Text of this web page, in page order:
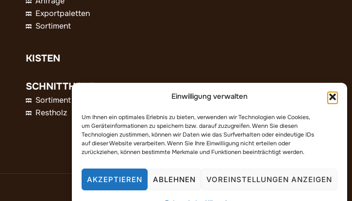
Einwilligung verwalten
Um Ihnen ein optimales Erlebnis zu bieten, verwenden wir Technologien wie Cookies,
um Geräteinformationen zu speichern bzw. darauf zuzugreifen. Wenn Sie diesen
Technologien zustimmen, können wir Daten wie das Surfverhalten oder eindeutige IDs
auf dieser Website verarbeiten. Wenn Sie Ihre Einwilligung nicht erteilen oder
zurückziehen, können bestimmte Merkmale und Funktionen beeinträchtigt werden.
AKZEPTIEREN ABLEHNEN VOREINSTELLUNGEN ANZEIGEN
Exportpaletten
Sortiment
KISTEN
SCHNITTHOLZ
Sortiment
Restholz